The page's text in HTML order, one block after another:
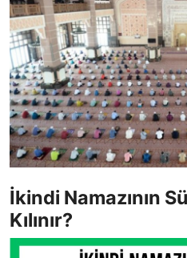
DUALAR
KİMDİR?
DİNİ MESAJLAR
KISSADAN HİSSE
DİNİ BİLGİLER
İkindi Namazının
Kılınır?